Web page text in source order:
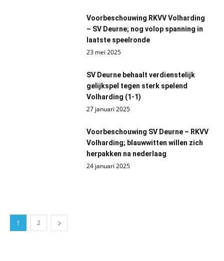
Voorbeschouwing RKVV Volharding
– SV Deurne; nog volop spanning in
laatste speelronde
23 mei 2025
SV Deurne behaalt verdienstelijk
gelijkspel tegen sterk spelend
Volharding (1-1)
27 januari 2025
Voorbeschouwing SV Deurne – RKVV
Volharding; blauwwitten willen zich
herpakken na nederlaag
24 januari 2025
1 2